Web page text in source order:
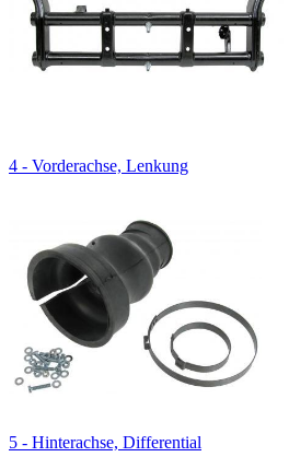
4 - Vorderachse, Lenkung
5 - Hinterachse, Differential